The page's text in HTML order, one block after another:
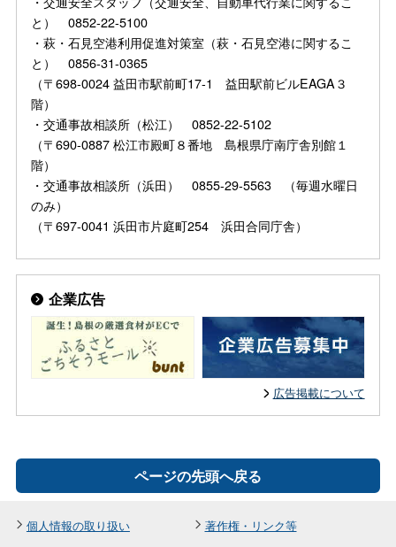
と） 0852-22-5100
・萩・石見空港利用促進対策室（萩・石見空港に関するこ
と） 0856-31-0365
（〒698-0024 益田市駅前町17-1 益田駅前ビルEAGA３
階）
・交通事故相談所（松江） 0852-22-5102
（〒690-0887 松江市殿町８番地 島根県庁南庁舎別館１
階）
・交通事故相談所（浜田） 0855-29-5563 （毎週水曜日
のみ）
（〒697-0041 浜田市片庭町254 浜田合同庁舎）
企業広告
広告掲載について
ページの先頭へ戻る
個人情報の取り扱い 著作権・リンク等